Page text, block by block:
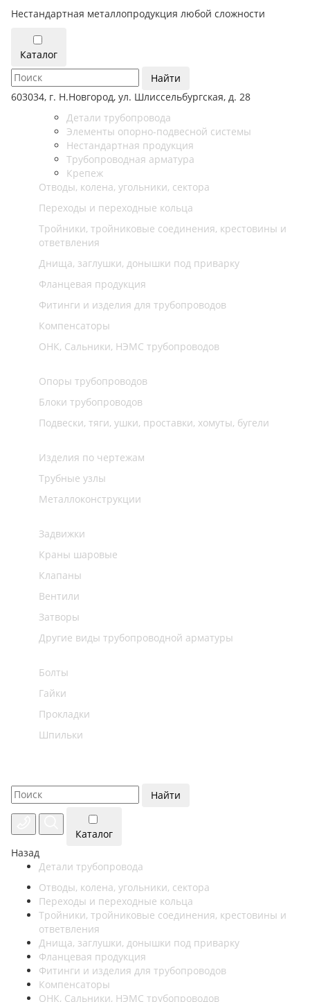
Нестандартная металлопродукция любой сложности
Каталог
Найти
603034, г. Н.Новгород, ул. Шлиссельбургская, д. 28
Детали трубопровода
Элементы опорно-подвесной системы
Нестандартная продукция
Трубопроводная арматура
Крепеж
Отводы, колена, угольники, сектора
Переходы и переходные кольца
Тройники, тройниковые соединения, крестовины и
ответвления
Днища, заглушки, донышки под приварку
Фланцевая продукция
Фитинги и изделия для трубопроводов
Компенсаторы
ОНК, Сальники, НЭМС трубопроводов
Опоры трубопроводов
Блоки трубопроводов
Подвески, тяги, ушки, проставки, хомуты, бугели
Изделия по чертежам
Трубные узлы
Металлоконструкции
Задвижки
Краны шаровые
Клапаны
Вентили
Затворы
Другие виды трубопроводной арматуры
Болты
Гайки
Прокладки
Шпильки
Найти
Каталог
Назад
Детали трубопровода
Отводы, колена, угольники, сектора
Переходы и переходные кольца
Тройники, тройниковые соединения, крестовины и
ответвления
Днища, заглушки, донышки под приварку
Фланцевая продукция
Фитинги и изделия для трубопроводов
Компенсаторы
ОНК, Сальники, НЭМС трубопроводов